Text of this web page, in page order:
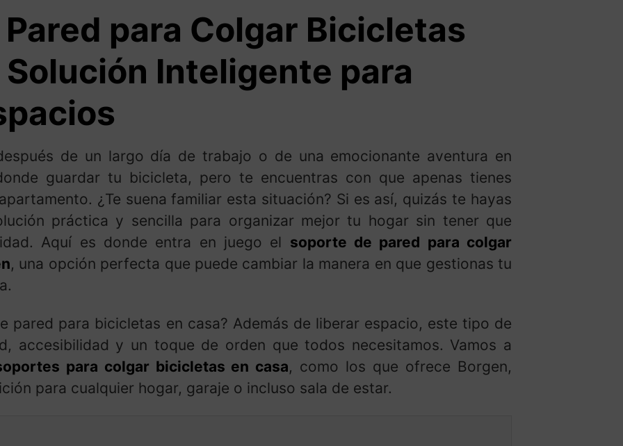
para Colgar Bicicletas
Solución Inteligente para
de un largo día de trabajo o de una emocionante aventura en
guardar tu bicicleta, pero te encuentras con que apenas tienes
¿Te suena familiar esta situación? Si es así, quizás te hayas
práctica y sencilla para organizar mejor tu hogar sin tener que
Aquí es donde entra en juego el soporte de pared para colgar
, una opción perfecta que puede cambiar la manera en que gestionas tu
pared para bicicletas en casa? Además de liberar espacio, este tipo de
accesibilidad y un toque de orden que todos necesitamos. Vamos a
para colgar bicicletas en casa, como los que ofrece Borgen,
para cualquier hogar, garaje o incluso sala de estar.